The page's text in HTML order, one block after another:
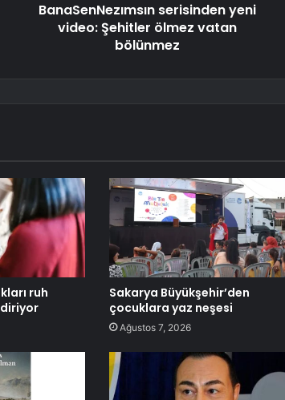
BanaSenNezımsın serisinden yeni
video: Şehitler ölmez vatan
bölünmez
ruh
Sakarya Büyükşehir’den
çocuklara yaz neşesi
Ağustos 7, 2026